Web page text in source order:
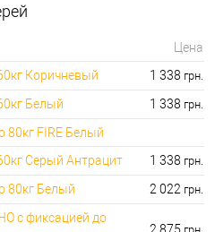
Цена
Коричневый
1 338 грн.
Белый 1 338 грн.
80кг FIRE Белый
Серый Антрацит
1 338 грн.
80кг Белый 2 022 грн.
с фиксацией до